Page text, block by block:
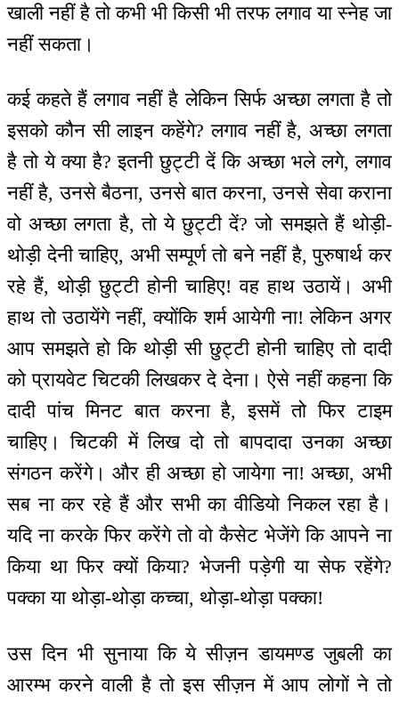
खाली नहीं है तो कभी भी किसी भी तरफ लगाव या स्नेह जा
नहीं सकता।
कई कहते हैं लगाव नहीं है लेकिन सिर्फ अच्छा लगता है तो
इसको कौन सी लाइन कहेंगे? लगाव नहीं है, अच्छा लगता
है तो ये क्या है? इतनी छुट्टी दें कि अच्छा भले लगे, लगाव
नहीं है, उनसे बैठना, उनसे बात करना, उनसे सेवा कराना
वो अच्छा लगता है, तो ये छुट्टी दें? जो समझते हैं थोड़ी-
थोड़ी देनी चाहिए, अभी सम्पूर्ण तो बने नहीं है, पुरुषार्थ कर
रहे हैं, थोड़ी छुट्टी होनी चाहिए! वह हाथ उठायें। अभी
हाथ तो उठायेंगे नहीं, क्योंकि शर्म आयेगी ना! लेकिन अगर
आप समझते हो कि थोड़ी सी छुट्टी होनी चाहिए तो दादी
को प्रायवेट चिटकी लिखकर दे देना। ऐसे नहीं कहना कि
दादी पांच मिनट बात करना है, इसमें तो फिर टाइम
चाहिए। चिटकी में लिख दो तो बापदादा उनका अच्छा
संगठन करेंगे। और ही अच्छा हो जायेगा ना! अच्छा, अभी
सब ना कर रहे हैं और सभी का वीडियो निकल रहा है।
यदि ना करके फिर करेंगे तो वो कैसेट भेजेंगे कि आपने ना
किया था फिर क्यों किया? भेजनी पड़ेगी या सेफ रहेंगे?
पक्का या थोड़ा-थोड़ा कच्चा, थोड़ा-थोड़ा पक्का!
उस दिन भी सुनाया कि ये सीज़न डायमण्ड जुबली का
आरम्भ करने वाली है तो इस सीज़न में आप लोगों ने तो